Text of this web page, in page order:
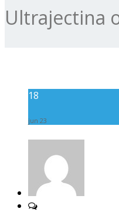
Ultrajectina
18
jun 23